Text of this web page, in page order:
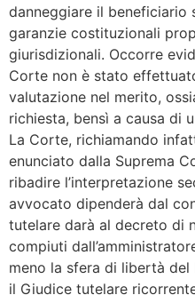
danneggiare il beneficiario
garanzie costituzionali
giurisdizionali. Occorre
Corte non è stato
valutazione nel merito,
richiesta, bensì a causa di
La Corte, richiamando
enunciato dalla Suprema
ribadire l’interpretazione
avvocato dipenderà dal
tutelare darà al decreto di
compiuti
meno la sfera di libertà
il Giudice tutelare